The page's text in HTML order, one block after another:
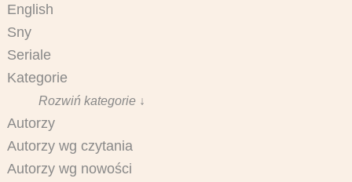
English
Sny
Seriale
Kategorie
Rozwiń kategorie ↓
Autorzy
Autorzy wg czytania
Autorzy wg nowości